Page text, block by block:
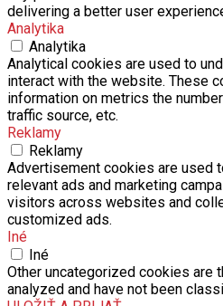
delivering a better user
Analytika
Analytika
Analytical cookies are used to
interact with the website. These
information on metrics the
traffic source, etc.
Reklamy
Reklamy
Advertisement cookies are used
relevant ads and marketing
visitors across websites and
customized ads.
Iné
Iné
Other uncategorized cookies are
analyzed and have not been